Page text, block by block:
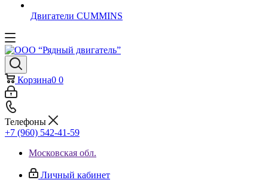
Двигатели CUMMINS
Корзина0 0
Телефоны
+7 (960) 542-41-59
Московская обл.
Личный кабинет